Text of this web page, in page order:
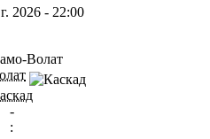
2026 - 22:00
-
: